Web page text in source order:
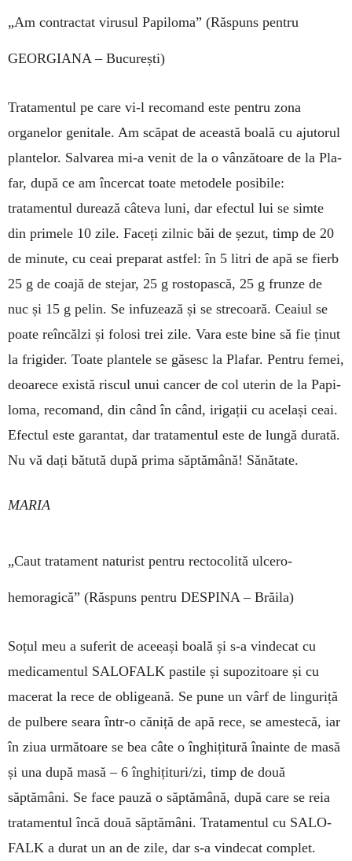
„Am contractat virusul Papiloma” (Răspuns pentru
GEORGIANA – București)
Tratamentul pe care vi-l recomand este pentru zona
organelor genitale. Am scăpat de această boală cu ajutorul
plantelor. Salvarea mi-a venit de la o vânzătoare de la Pla­
far, după ce am încercat toate me­to­dele posibile:
tratamentul du­rea­ză câteva luni, dar efectul lui se simte
din primele 10 zile. Faceți zilnic băi de șezut, timp de 20
de mi­nute, cu ceai preparat astfel: în 5 litri de apă se fierb
25 g de coajă de stejar, 25 g rostopască, 25 g frun­ze de
nuc și 15 g pelin. Se in­fu­zează și se strecoară. Ceaiul se
poa­te reîncălzi și folosi trei zile. Vara este bine să fie ținut
la frigider. Toate plantele se găsesc la Plafar. Pentru femei,
deoarece exis­tă ris­cul unui cancer de col uterin de la Papi­
lo­ma, re­co­mand, din când în când, irigații cu același ceai.
Efec­tul este garantat, dar trata­mentul este de lungă du­ra­tă.
Nu vă dați bătută după prima săptă­mână! Să­nătate.
MARIA
„Caut tratament naturist pentru rectocolită ulcero-
hemoragică” (Răspuns pentru DESPINA – Brăila)
Soțul meu a suferit de aceeași boală și s-a vindecat cu
medicamentul SA­LOFALK pastile și supozitoare și cu
macerat la rece de obli­geană. Se pune un vârf de linguriță
de pulbere seara într-o căniță de apă rece, se ames­tecă, iar
în ziua următoare se bea câte o în­ghițitură îna­inte de masă
și una după masă – 6 în­ghi­țituri/zi, timp de două
săptămâni. Se face pauză o săptă­mână, după care se reia
tratamentul încă două săptămâni. Tratamentul cu SALO­
FALK a durat un an de zile, dar s-a vin­decat complet.